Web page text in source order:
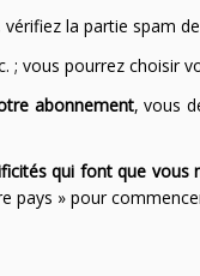
la partie spam
; vous pourrez choisir
abonnement, vous
qui font que
pays » pour